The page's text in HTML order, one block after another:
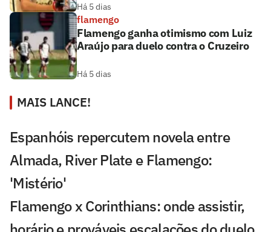
Há 5 dias
flamengo
Flamengo ganha otimismo com Luiz
Araújo para duelo contra o Cruzeiro
Há 5 dias
MAIS LANCE!
Espanhóis repercutem novela entre
Almada, River Plate e Flamengo:
'Mistério'
Flamengo x Corinthians: onde assistir,